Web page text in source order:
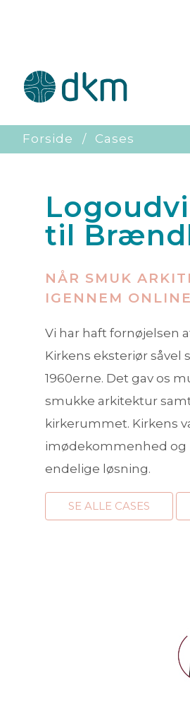
Forside Cases
til
NÅR SMUK
IGENNEM ONLINE
Vi har haft fornøjelsen
Kirkens eksteriør
1960erne. Det gav os
smukke arkitektur
kirkerummet. Kirkens
imødekommenhed og
endelige løsning.
SE ALLE CASES